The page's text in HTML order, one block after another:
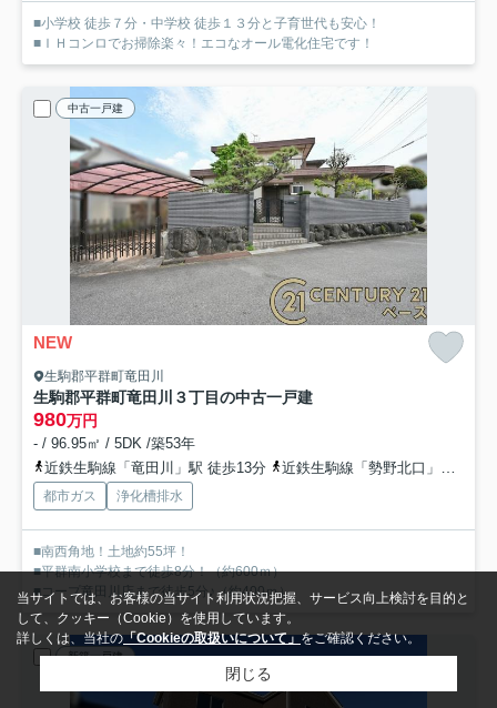
■小学校 徒歩７分・中学校 徒歩１３分と子育世代も安心！
■ＩＨコンロでお掃除楽々！エコなオール電化住宅です！
中古一戸建
NEW
生駒郡平群町竜田川
生駒郡平群町竜田川３丁目の中古一戸建
980万円
- / 96.95㎡ / 5DK /築53年
近鉄生駒線「竜田川」駅 徒歩13分
近鉄生駒線「勢野北口」駅 徒歩18分
都市ガス 浄化槽排水
■南西角地！土地約55坪！
■平群南小学校まで徒歩8分！（約600ｍ）
■コープ竜田川店まで徒歩5分♪（約400ｍ）
新築一戸建
当サイトでは、お客様の当サイト利用状況把握、サービス向上検討を目的と
して、クッキー（Cookie）を使用しています。
詳しくは、当社の「Cookieの取扱いについて」をご確認ください。
閉じる